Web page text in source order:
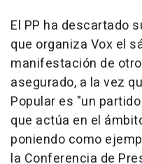
El PP ha descartado
que organiza Vox el
manifestación de
asegurado, a la vez
Popular es "un
que actúa en el
poniendo como
la Conferencia de